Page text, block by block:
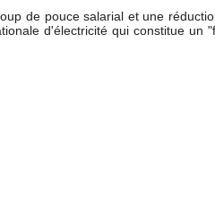
de pouce salarial et une
d'électricité qui constitue un